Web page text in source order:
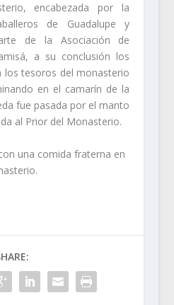
encabezada por la
de Guadalupe y
de la Asociación de
a su conclusión los
los tesoros del monasterio
en el camarín de la
fue pasada por el manto
al Prior del Monasterio.
una comida fraterna en